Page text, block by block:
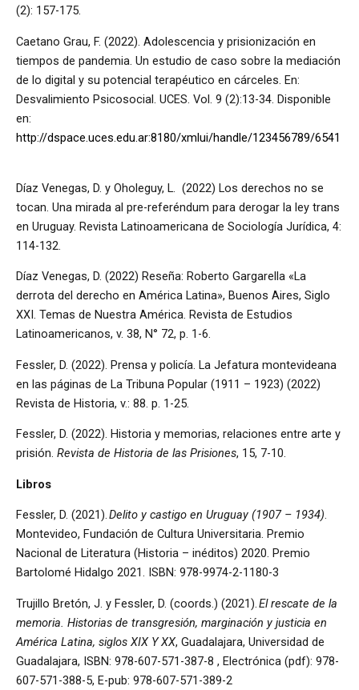
(2): 157-175.
Caetano Grau, F. (2022). Adolescencia y prisionización en
tiempos de pandemia. Un estudio de caso sobre la mediación
de lo digital y su potencial terapéutico en cárceles. En:
Desvalimiento Psicosocial. UCES. Vol. 9 (2):13-34. Disponible
en:
http://dspace.uces.edu.ar:8180/xmlui/handle/123456789/6541
Díaz Venegas, D. y Oholeguy, L. (2022) Los derechos no se
tocan. Una mirada al pre-referéndum para derogar la ley trans
en Uruguay. Revista Latinoamericana de Sociología Jurídica, 4:
114-132.
Díaz Venegas, D. (2022) Reseña: Roberto Gargarella «La
derrota del derecho en América Latina», Buenos Aires, Siglo
XXI. Temas de Nuestra América. Revista de Estudios
Latinoamericanos, v. 38, N° 72, p. 1-6.
Fessler, D. (2022). Prensa y policía. La Jefatura montevideana
en las páginas de La Tribuna Popular (1911 – 1923) (2022)
Revista de Historia, v.: 88. p. 1-25.
Fessler, D. (2022). Historia y memorias, relaciones entre arte y
prisión. Revista de Historia de las Prisiones, 15, 7-10.
Libros
Fessler, D. (2021).Delito y castigo en Uruguay (1907 – 1934).
Montevideo, Fundación de Cultura Universitaria. Premio
Nacional de Literatura (Historia – inéditos) 2020. Premio
Bartolomé Hidalgo 2021. ISBN: 978-9974-2-1180-3
Trujillo Bretón, J. y Fessler, D. (coords.) (2021).El rescate de la
memoria. Historias de transgresión, marginación y justicia en
América Latina, siglos XIX Y XX, Guadalajara, Universidad de
Guadalajara, ISBN: 978-607-571-387-8 , Electrónica (pdf): 978-
607-571-388-5, E-pub: 978-607-571-389-2